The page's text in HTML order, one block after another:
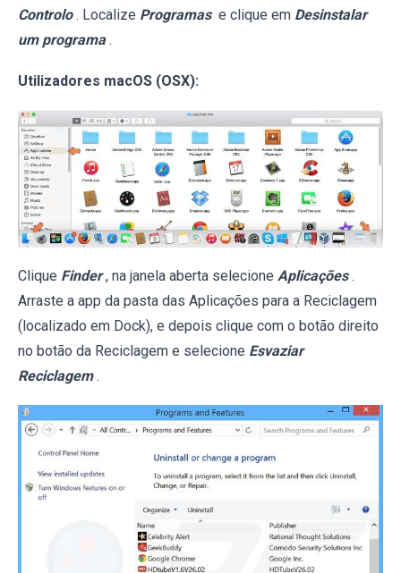
Controlo . Localize Programas e clique em Desinstalar
um programa .
Utilizadores macOS (OSX):
Clique Finder , na janela aberta selecione Aplicações .
Arraste a app da pasta das Aplicações para a Reciclagem
(localizado em Dock), e depois clique com o botão direito
no botão da Reciclagem e selecione Esvaziar
Reciclagem .